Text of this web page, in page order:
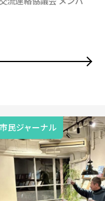
市民ジャーナル